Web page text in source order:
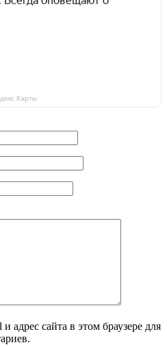
Карты
адрес сайта в этом браузере для